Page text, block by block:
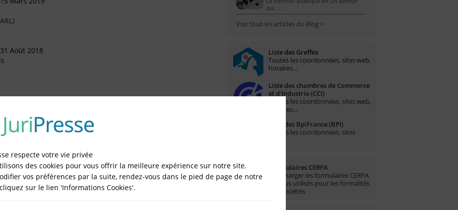
Août 2018
Janvier 2018
2016
qui, …
Voir tous les articles du Blog >
Liste des Greffes
Toutes les coordonnées, sites web,
horaires...
Liste des chambres de Commerce
et d'Industrie (CCI)
Toutes les coordonnées, sites web,
horaires...
Liste des BpiFrance (BPI)
Toutes les coordonnées, sites
Formulaires CERFA
Télécharger les formulaires CERFA
les plus utilisés pour les formalités
des sociétés
respecte votre vie privée
des cookies pour vous offrir la meilleure expérience sur notre site.
vos préférences par la suite, rendez-vous dans le pied de page de notre
sur le lien 'Informations Cookies'.